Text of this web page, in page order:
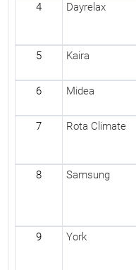
4
Dayrelax
5
Kaira
6
Midea
7
Rota Climate
8
Samsung
9
York